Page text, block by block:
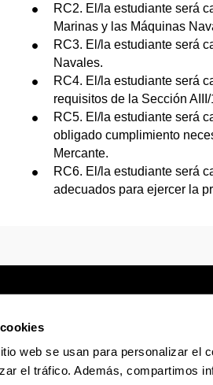
web se usan para personalizar el
el tráfico. Además, compartimos
RC2. El/la estudiante será
Marinas y las Máquinas
RC3. El/la estudiante será
Navales.
RC4. El/la estudiante será
requisitos de la Sección
RC5. El/la estudiante será
obligado cumplimiento
Mercante.
RC6. El/la estudiante será
adecuados para ejercer la
Sede